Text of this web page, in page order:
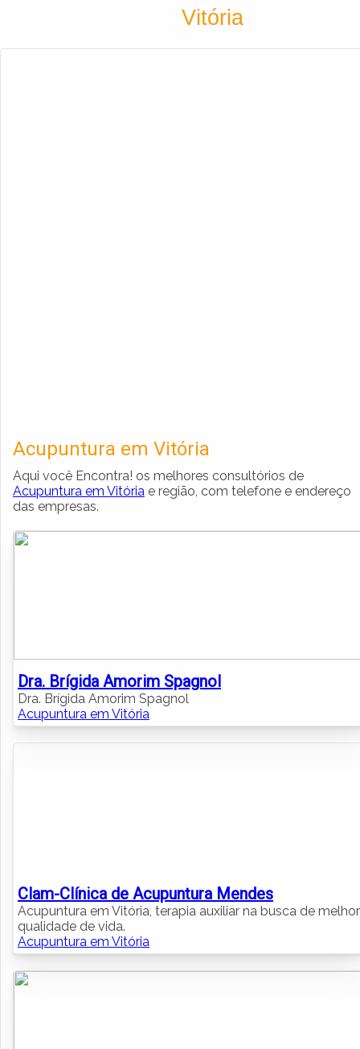
Vitória
Acupuntura em Vitória
Aqui você Encontra! os melhores consultórios de
Acupuntura em Vitória e região, com telefone e endereço
das empresas.
Dra. Brígida Amorim Spagnol
Dra. Brígida Amorim Spagnol
Acupuntura em Vitória
Clam-Clínica de Acupuntura Mendes
Acupuntura em Vitória, terapia auxiliar na busca de melhor
qualidade de vida.
Acupuntura em Vitória